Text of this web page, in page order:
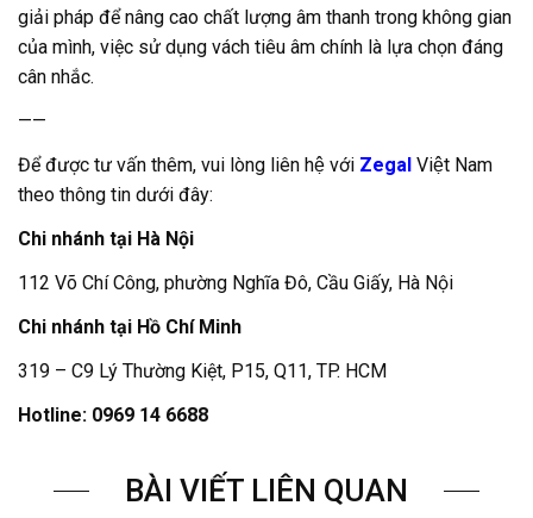
giải pháp để nâng cao chất lượng âm thanh trong không gian
của mình, việc sử dụng vách tiêu âm chính là lựa chọn đáng
cân nhắc.
——
Để được tư vấn thêm, vui lòng liên hệ với Zegal Việt Nam
theo thông tin dưới đây:
Chi nhánh tại Hà Nội
112 Võ Chí Công, phường Nghĩa Đô, Cầu Giấy, Hà Nội
Chi nhánh tại Hồ Chí Minh
319 – C9 Lý Thường Kiệt, P15, Q11, TP. HCM
Hotline: 0969 14 6688
BÀI VIẾT LIÊN QUAN